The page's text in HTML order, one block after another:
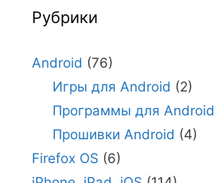
Рубрики
Android (76)
Игры для Android (2)
Программы для Android
Прошивки Android (4)
Firefox OS (6)